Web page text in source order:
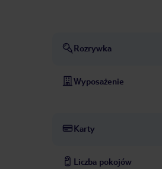
Rozrywka
Wyposażenie
Karty
Liczba pokojów